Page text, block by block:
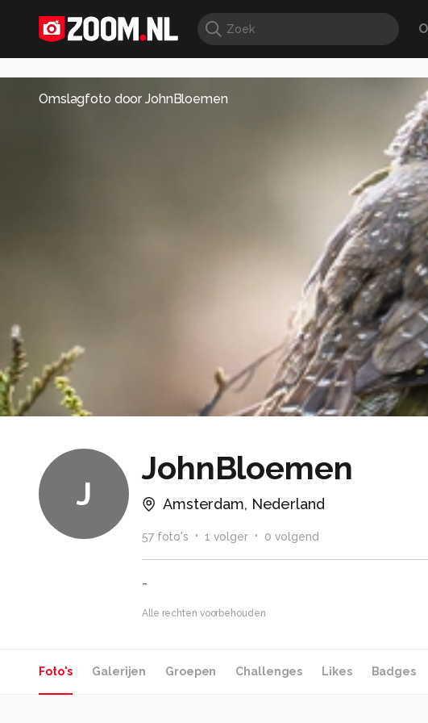
Omslagfoto doorJohnBloemen
J
JohnBloemen
Amsterdam, Nederland
57foto's 1 volger 0 volgend
-
Alle rechten voorbehouden
Foto's Galerijen Groepen Challenges Likes Badges